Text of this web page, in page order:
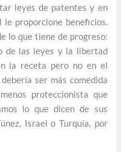
leyes de patentes y en
proporcione beneficios.
lo que tiene de progreso:
de las leyes y la libertad
la receta pero no en el
ser más comedida
proteccionista que
lo que dicen de sus
Israel o Turquía, por